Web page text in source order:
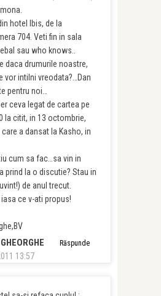
hotel Ibis, de la
704. Veti fin in sala
sau who knows..
daca drumurile noastre,
vor intilni vreodata?…Dan
pentru noi…
ceva legat de cartea pe
la citit, in 13 octombrie,
a dansat la Kasho, in
cum sa fac…sa vin in
prind la o discutie? Stau in
de anul trecut.
ce v-ati propus!
13:57
Răspunde